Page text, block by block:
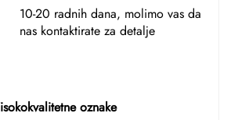
10-20 radnih dana, molimo vas da
nas kontaktirate za detalje
oznake